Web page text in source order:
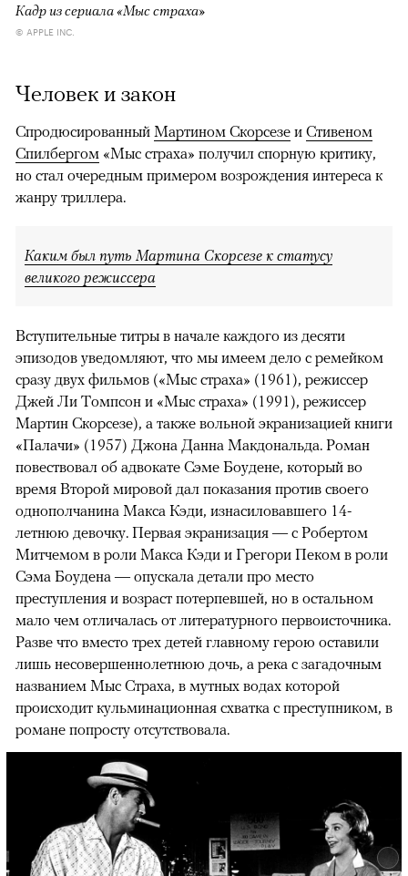
Кадр из сериала «Мыс страха»
© APPLE INC.
Человек и закон
Спродюсированный Мартином Скорсезе и Стивеном
Спилбергом «Мыс страха» получил спорную критику,
но стал очередным примером возрождения интереса к
жанру триллера.
Каким был путь Мартина Скорсезе к статусу
великого режиссера
Вступительные титры в начале каждого из десяти
эпизодов уведомляют, что мы имеем дело с ремейком
сразу двух фильмов («Мыс страха» (1961), режиссер
Джей Ли Томпсон и «Мыс страха» (1991), режиссер
Мартин Скорсезе), а также вольной экранизацией книги
«Палачи» (1957) Джона Данна Макдональда. Роман
повествовал об адвокате Сэме Боудене, который во
время Второй мировой дал показания против своего
однополчанина Макса Кэди, изнасиловавшего 14-
летнюю девочку. Первая экранизация — с Робертом
Митчемом в роли Макса Кэди и Грегори Пеком в роли
Сэма Боудена — опускала детали про место
преступления и возраст потерпевшей, но в остальном
мало чем отличалась от литературного первоисточника.
Разве что вместо трех детей главному герою оставили
лишь несовершеннолетнюю дочь, а река с загадочным
названием Мыс Страха, в мутных водах которой
происходит кульминационная схватка с преступником, в
романе попросту отсутствовала.